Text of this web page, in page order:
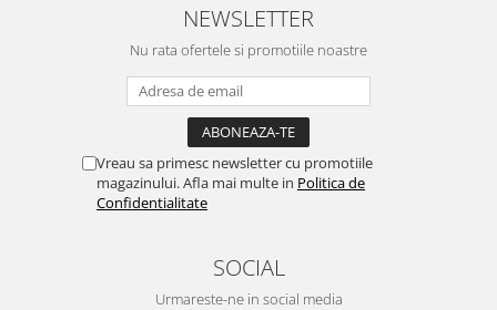
NEWSLETTER
Nu rata ofertele si promotiile noastre
Vreau sa primesc newsletter cu promotiile
magazinului. Afla mai multe in Politica de
Confidentialitate
SOCIAL
Urmareste-ne in social media